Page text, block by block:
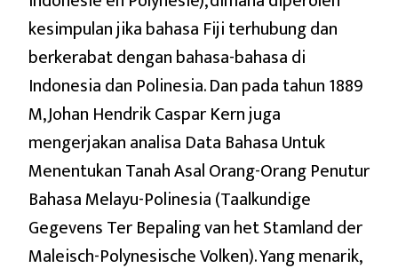
kesimpulan jika bahasa Fiji terhubung dan
berkerabat dengan bahasa-bahasa di
Indonesia dan Polinesia. Dan pada tahun 1889
M, Johan Hendrik Caspar Kern juga
mengerjakan analisa Data Bahasa Untuk
Menentukan Tanah Asal Orang-Orang Penutur
Bahasa Melayu-Polinesia (Taalkundige
Gegevens Ter Bepaling van het Stamland der
Maleisch-Polynesische Volken). Yang menarik,